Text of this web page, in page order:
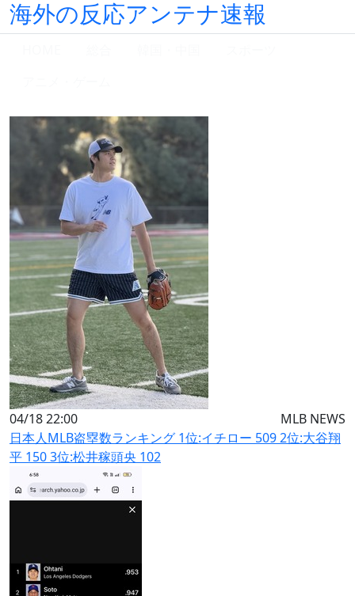
海外の反応アンテナ速報
04/18 22:00
MLB NEWS
日本人MLB盗塁数ランキング 1位:イチロー 509 2位:大谷翔
平 150 3位:松井稼頭央 102